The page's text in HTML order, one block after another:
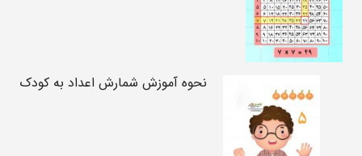
نحوه آموزش شمارش اعداد به کودک